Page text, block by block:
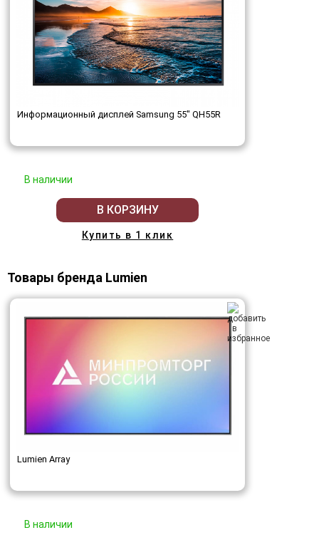
Информационный дисплей Samsung 55" QH55R
В наличии
В КОРЗИНУ
Купить в 1 клик
Товары бренда Lumien
Lumien Array
В наличии